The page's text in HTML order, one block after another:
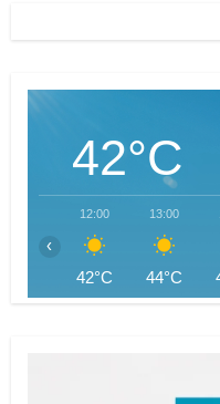
42°C
12:00
42°C
13:00
44°C
‹